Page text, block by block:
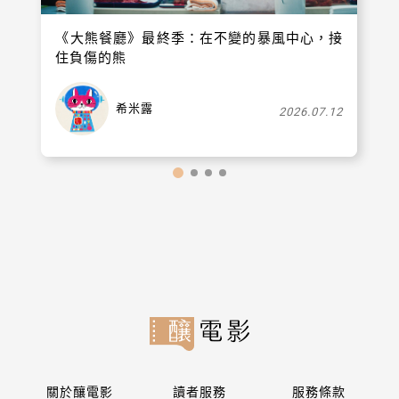
《大熊餐廳》最終季：在不變的暴風中心，接
住負傷的熊
希米露 2026.07.12
關於釀電影 讀者服務 服務條款